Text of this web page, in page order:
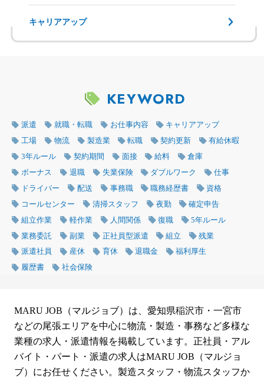
キャリアアップ
KEYWORD
派遣 就職・転職 お仕事内容
キャリアアップ
工場
物流 製造業 転職 契約更新
有給休暇
3年ルール
契約期間 面接 給料
倉庫
ボーナス
退職 失業保険 ダブルワーク
仕事
ドライバー
配送 事務職 職務経歴書
資格
コールセンター
清掃スタッフ 夜勤
確定申告
組立作業
軽作業 人間関係 復職
5年ルール
業務委託
副業 正社員型派遣 組立
残業
派遣社員
産休 育休 退職金
福利厚生
履歴書
社会保険
MARU JOB（マルジョブ）は、愛知県稲沢市・一宮市
などの尾張エリアを中心に物流・製造・事務など多様な
業種の求人・派遣情報を掲載しています。正社員・アル
バイト・パート・派遣の求人はMARU JOB（マルジョ
ブ）にお任せください。製造スタッフ・物流スタッフか